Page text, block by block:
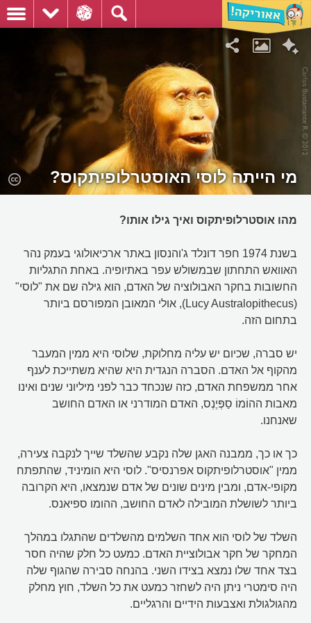
מי הייתה לוסי האוסטרלופיתקוס?
מהו אוסטרלופיתקוס ואיך גילו אותו?
בשנת 1974 חפר דונלד ג'והנסון באתר ארכיאולוגי בעמק נהר
האוואש התחתון שבמשולש עפר באתיופיה. באחת התגליות
החשובות בחקר האבולוציה של האדם, הוא גילה שם את "לוסי"
(Lucy Australopithecus), אולי המאובן המפורסם ביותר
בתחום הזה.
יש סברה, שכיום יש עליה מחלוקת, שלוסי היא ממין המעבר
מהקוף אל האדם. הסברה הנגדית היא שהיא משתייכת לענף
אחר ממשפחת האדם, כזה שנכחד כבר לפני מיליוני שנים ואינו
מאבות ההוֹמוֹ סַפְּיֶנְס, האדם המודרני או האדם החושב
שאנחנו.
כך או כך, ממבנה האגן שלה נקבע שהשלד שייך לנקבה צעירה,
ממין "אוסטרלופיתקוס אפרנסיס". לוסי היא הומיניד, שהתפתח
מקופי-אדם, ומבין מינים שונים של אדם שנמצאו, היא הקרובה
ביותר לשושלת המובילה לאדם החושב, ההומו ספיאנס.
השלד של לוסי הוא אחד השלמים מהשלדים שהתגלו במהלך
המחקר של חקר אבולוציית האדם. כמעט כל חלק שהיה חסר
בצד אחד שלו נמצא בצידו השני. בהנחה סבירה שהגוף שלה
היה סימטרי ניתן היה לשחזר כמעט את כל השלד, חוץ מחלק
מהגולגולת ואצבעות הידיים והרגליים.